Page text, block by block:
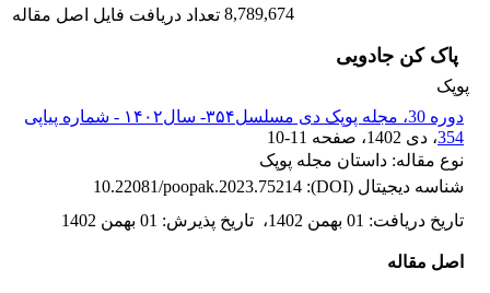
تعداد دریافت فایل اصل مقاله 8,789,674
پاک کن جادویی
پوپک
دوره 30، مجله پوپک دی مسلسل۳۵۴- سال۱۴۰۲ - شماره پیاپی
354، دی 1402 ، صفحه 10-11
نوع مقاله: داستان مجله پوپک
شناسه دیجیتال (DOI):
10.22081/poopak.2023.75214
تاریخ دریافت: 01 بهمن 1402 ، تاریخ پذیرش: 01 بهمن 1402
اصل مقاله